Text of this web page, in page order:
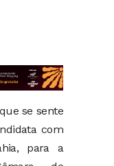
se sente
com
para a